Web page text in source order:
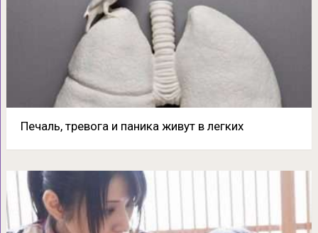
Печаль, тревога и паника живут в легких